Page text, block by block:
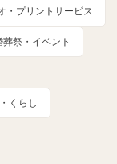
・プリントサービス
葬祭・イベント
くらし